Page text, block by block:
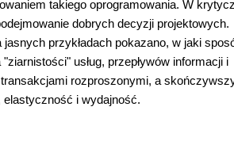
takiego oprogramowania. W
dobrych decyzji projektowych.
przykładach pokazano, w jaki
usług, przepływów informacji i
rozproszonymi, a
elastyczność i wydajność.